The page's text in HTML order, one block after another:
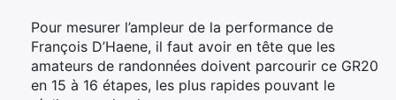
Pour mesurer l’ampleur de la performance de
François D’Haene, il faut avoir en tête que les
amateurs de randonnées doivent parcourir ce GR20
en 15 à 16 étapes, les plus rapides pouvant le